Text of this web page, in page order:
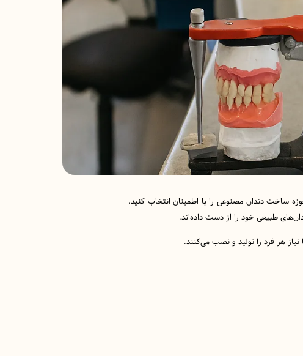
ساخت دندان مصنوعی را با اطمینان انتخاب کنید.
طبیعی خود را از دست داده‌اند.
نیاز هر فرد را تولید و نصب می‌کنند.